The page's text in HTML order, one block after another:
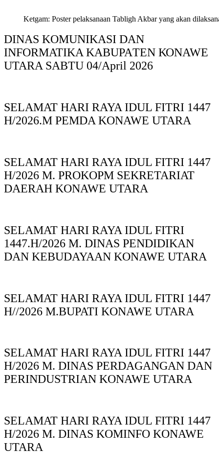
Ketgam: Poster pelaksanaan Tabligh Akbar yang akan
DINAS KOMUNIKASI DAN
INFORMATIKA KABUPAΤΕΝ ΚΟNAWE
UTARA SABTU 04/April 2026
SELAMAT HARI RAYA IDUL FITRI 1447
H/2026.M PEMDA KONAWE UTARA
SELAMAT HARI RAYA IDUL FITRI 1447
H/2026 M. PROKOPM SEKRETARIAT
DAERAH KONAWE UTARA
SELAMAT HARI RAYA IDUL FITRI
1447.H/2026 M. DINAS PENDIDIKAN
DAN KEBUDAYAAN KONAWE UTARA
SELAMAT HARI RAYA IDUL FITRI 1447
H//2026 M.BUPATI KONAWE UTARA
SELAMAT HARI RAYA IDUL FITRI 1447
H/2026 M. DINAS PERDAGANGAN DAN
PERINDUSTRIAN KONAWE UTARA
SELAMAT HARI RAYA IDUL FITRI 1447
H/2026 M. DINAS KOMINFO KONAWE
UTARA